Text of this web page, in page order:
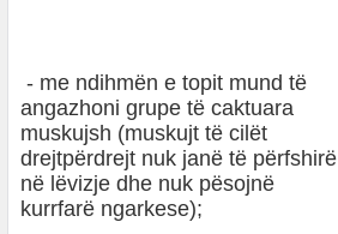
- me ndihmën e topit mund të
angazhoni grupe të caktuara
muskujsh (muskujt të cilët
drejtpërdrejt nuk janë të përfshirë
në lëvizje dhe nuk pësojnë
kurrfarë ngarkese);